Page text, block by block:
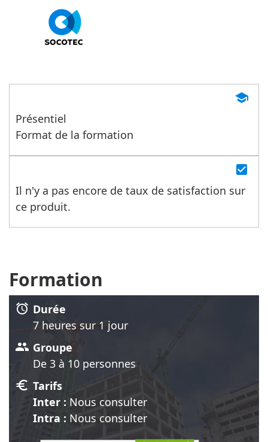
Présentiel
Format de la formation
school
Il n'y a pas encore de taux de satisfaction sur
ce produit.
check_box
Formation
alarm Durée
7 heures sur 1 jour
group Groupe
De 3 à 10 personnes
euro Tarifs
Inter : Nous consulter
Intra : Nous consulter